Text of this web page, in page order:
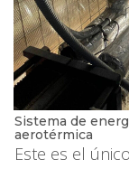
Sistema de
aerotérmica
Este es el